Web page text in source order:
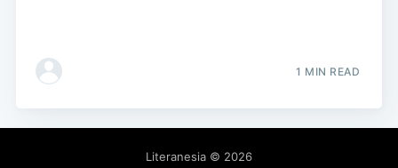
1 MIN READ
Literanesia © 2026